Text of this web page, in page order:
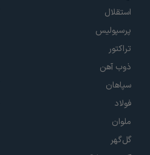
استقلال
پرسپولیس
تراکتور
ذوب آهن
سپاهان
فولاد
ملوان
گل‌گهر